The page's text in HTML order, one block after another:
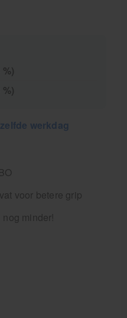
%)
werkdag
voor betere grip
minder!